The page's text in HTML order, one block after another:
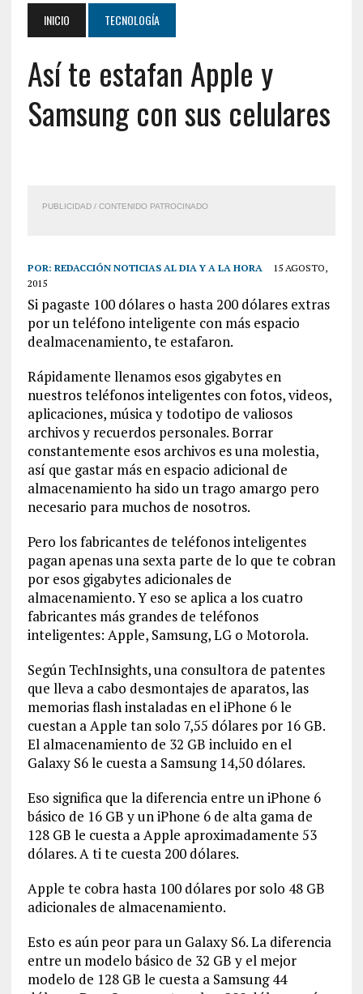
INICIO TECNOLOGÍA
Así te estafan Apple y
Samsung con sus celulares
PUBLICIDAD / CONTENIDO PATROCINADO
POR: REDACCIÓN NOTICIAS AL DIA Y A LA HORA
15 AGOSTO,
2015
Si pagaste 100 dólares o hasta 200 dólares extras
por un teléfono inteligente con más espacio
dealmacenamiento, te estafaron.
Rápidamente llenamos esos gigabytes en
nuestros teléfonos inteligentes confotos,videos,
aplicaciones, música ytodotipo de valiosos
archivos y recuerdos personales. Borrar
constantemente esos archivos es una molestia,
así que gastar más en espacio adicional de
almacenamiento ha sido un trago amargo pero
necesario para muchos de nosotros.
Pero los fabricantes de teléfonos inteligentes
pagan apenas una sexta parte de lo que te cobran
por esos gigabytes adicionales de
almacenamiento. Y eso se aplica a los cuatro
fabricantes más grandes de teléfonos
inteligentes: Apple, Samsung, LG o Motorola.
Según TechInsights, una consultora de patentes
que lleva a cabo desmontajes de aparatos, las
memorias flash instaladas en el iPhone 6 le
cuestan a Apple tan solo 7,55 dólares por 16 GB.
El almacenamiento de 32 GB incluido en el
Galaxy S6 le cuesta a Samsung 14,50 dólares.
Eso significa que la diferencia entre un iPhone 6
básico de 16 GB y un iPhone 6 de alta gama de
128 GB le cuesta a Apple aproximadamente 53
dólares. A ti te cuesta 200 dólares.
Apple te cobra hasta 100 dólares por solo 48 GB
adicionales de almacenamiento.
Esto es aún peor para un Galaxy S6. La diferencia
entre un modelo básico de 32 GB y el mejor
modelo de 128 GB le cuesta a Samsung 44